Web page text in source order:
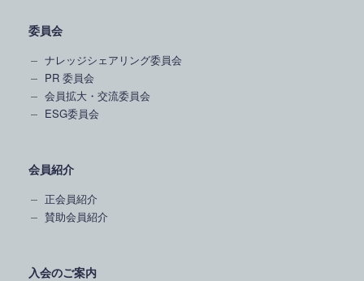
委員会
ナレッジシェアリング委員会
PR 委員会
会員拡大・交流委員会
ESG委員会
会員紹介
正会員紹介
賛助会員紹介
入会のご案内